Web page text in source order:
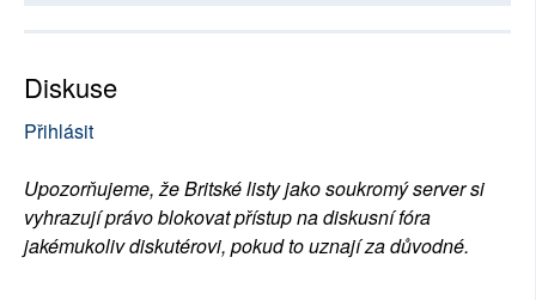
Diskuse
Přihlásit
Upozorňujeme, že Britské listy jako soukromý server si
vyhrazují právo blokovat přístup na diskusní fóra
jakémukoliv diskutérovi, pokud to uznají za důvodné.